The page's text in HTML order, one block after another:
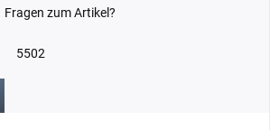
Fragen zum Artikel?
5502